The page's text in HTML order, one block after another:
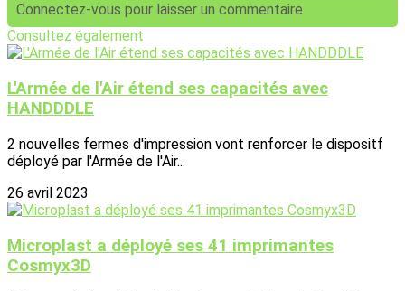
Connectez-vous pour laisser un commentaire
Consultez également
L'Armée de l'Air étend ses capacités avec
HANDDDLE
2 nouvelles fermes d'impression vont renforcer le dispositf
déployé par l'Armée de l'Air...
26 avril 2023
Microplast a déployé ses 41 imprimantes
Cosmyx3D